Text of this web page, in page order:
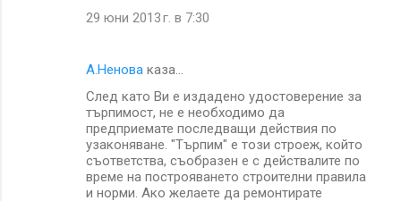
29 юни 2013 г. в 7:30
A.Ненова каза…
След като Ви е издадено удостоверение за
търпимост, не е необходимо да
предприемате последващи действия по
узаконяване. "Търпим" е този строеж, който
съответства, съобразен е с действалите по
време на построяването строителни правила
и норми. Ако желаете да ремонтирате